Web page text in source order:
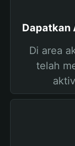
Dapatkan
Di area
telah